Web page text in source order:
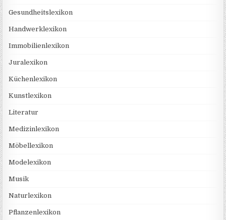
Gesundheitslexikon
Handwerklexikon
Immobilienlexikon
Juralexikon
Küchenlexikon
Kunstlexikon
Literatur
Medizinlexikon
Möbellexikon
Modelexikon
Musik
Naturlexikon
Pflanzenlexikon